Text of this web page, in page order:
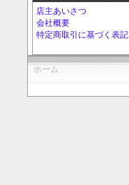
店主あいさつ
会社概要
特定商取引に基づく表記
ホーム